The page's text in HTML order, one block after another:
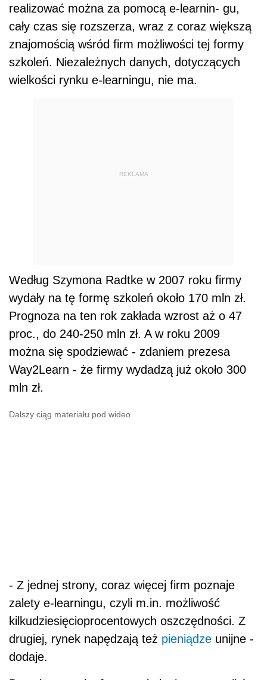
realizować można za pomocą e-learnin- gu,
cały czas się rozszerza, wraz z coraz większą
znajomością wśród firm możliwości tej formy
szkoleń. Niezależnych danych, dotyczących
wielkości rynku e-learningu, nie ma.
REKLAMA
Według Szymona Radtke w 2007 roku firmy
wydały na tę formę szkoleń około 170 mln zł.
Prognoza na ten rok zakłada wzrost aż o 47
proc., do 240-250 mln zł. A w roku 2009
można się spodziewać - zdaniem prezesa
Way2Learn - że firmy wydadzą już około 300
mln zł.
Dalszy ciąg materiału pod wideo
- Z jednej strony, coraz więcej firm poznaje
zalety e-learningu, czyli m.in. możliwość
kilkudziesięcioprocentowych oszczędności. Z
drugiej, rynek napędzają też pieniądze unijne -
dodaje.